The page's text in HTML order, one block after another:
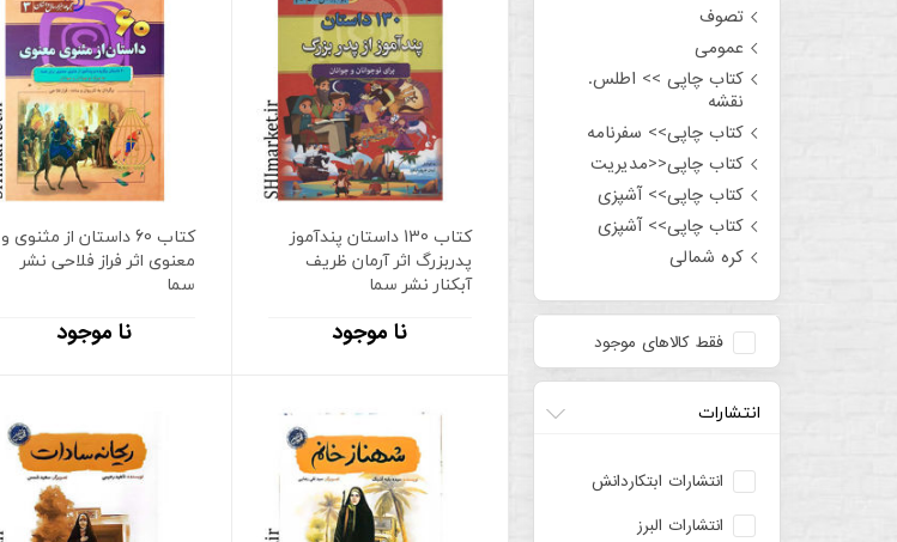
تصوف
عمومی
کتاب چاپی >> اطلس.
نقشه
کتاب چاپی>> سفرنامه
کتاب چاپی<<مدیریت
کتاب چاپی>> آشپزی
کتاب چاپی>> آشپزی
کره شمالی
فقط کالاهای موجود
انتشارات
انتشارات ابتکاردانش
انتشارات البرز
کتاب 130 داستان پندآموز
پدربزرگ اثر آرمان ظریف
آبکنار نشر سما
نا موجود
کتاب 60 داستان از مثنوی و
معنوی اثر فراز فلاحی نشر
سما
نا موجود